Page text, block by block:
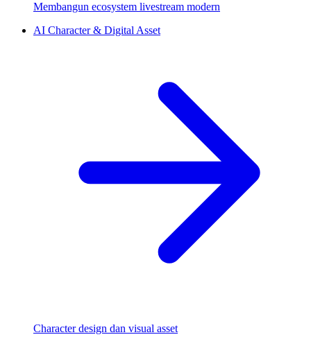
Membangun ecosystem livestream modern
AI Character & Digital Asset
Character design dan visual asset